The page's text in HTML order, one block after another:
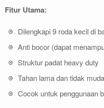
Fitur Utama:
Dilengkapi 9 roda kecil di
Anti bocor (dapat
Struktur padat heavy duty
Tahan lama dan tidak
Cocok untuk penggunaan